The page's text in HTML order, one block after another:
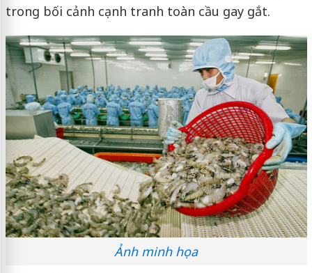
trong bối cảnh cạnh tranh toàn cầu gay gắt.
Ảnh minh họa